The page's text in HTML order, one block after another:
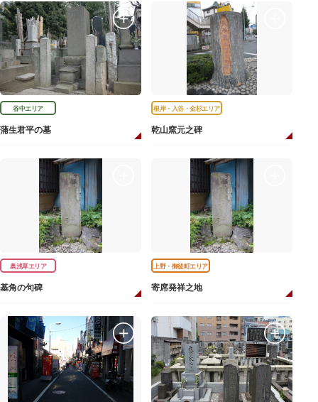
谷中エリア
蒲生君平の墓
根岸・入谷・金杉エリア
乾山窯元之碑
奥浅草エリア
基角の句碑
上野・御徒町エリア
寄席発祥之地